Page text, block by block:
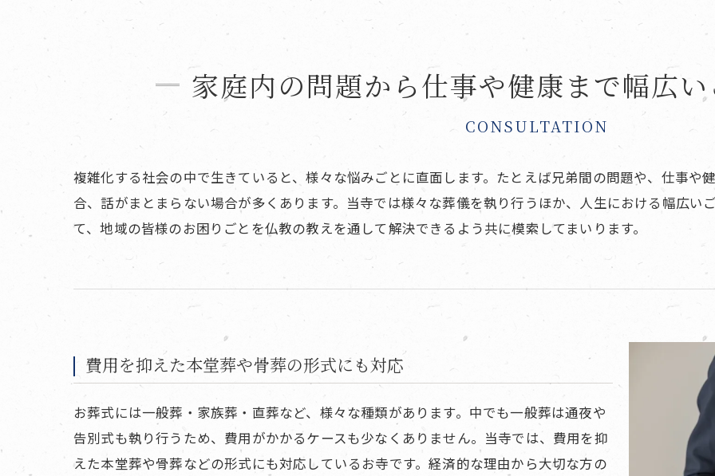
家庭内の問題から仕事や健康まで幅広
CONSULTATION
複雑化する社会の中で生きていると、様々な悩みごとに直面します。たとえば兄弟間の問題や、仕事や
合、話がまとまらない場合が多くあります。当寺では様々な葬儀を執り行うほか、人生における幅広い
て、地域の皆様のお困りごとを仏教の教えを通して解決できるよう共に模索してまいります。
費用を抑えた本堂葬や骨葬の形式にも対応
お葬式には一般葬・家族葬・直葬など、様々な種類があります。中でも一般葬は通夜や
告別式も執り行うため、費用がかかるケースも少なくありません。当寺では、費用を抑
えた本堂葬や骨葬などの形式にも対応しているお寺です。経済的な理由から大切な方の